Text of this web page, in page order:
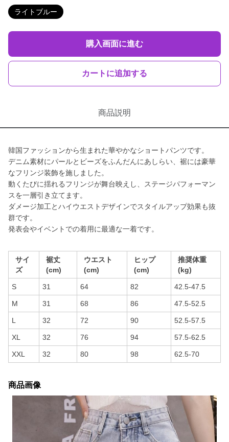
ライトブルー
購入画面に進む
カートに追加する
商品説明
韓国ファッションから生まれた華やかなショートパンツです。
デニム素材にパールとビーズをふんだんにあしらい、裾には豪華
なフリンジ装飾を施しました。
動くたびに揺れるフリンジが舞台映えし、ステージパフォーマン
スを一層引き立てます。
ダメージ加工とハイウエストデザインでスタイルアップ効果も抜
群です。
発表会やイベントでの着用に最適な一着です。
サイ
ズ
裾丈
(cm)
ウエスト
(cm)
ヒップ
(cm)
推奨体重
(kg)
S 31 64 82 42.5-47.5
M 31 68 86 47.5-52.5
L 32 72 90 52.5-57.5
XL 32 76 94 57.5-62.5
XXL 32 80 98 62.5-70
商品画像